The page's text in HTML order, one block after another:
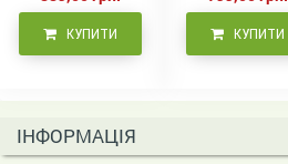
КУПИТИ КУПИТИ
ІНФОРМАЦІЯ